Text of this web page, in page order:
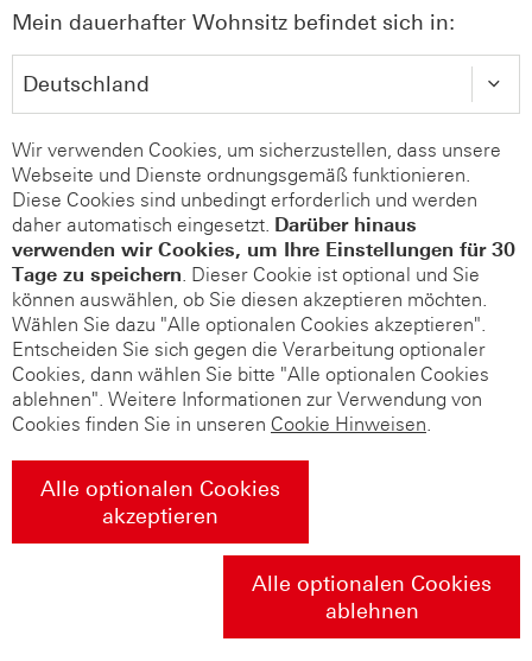
Mein dauerhafter Wohnsitz befindet sich in:
Wir verwenden Cookies, um sicherzustellen, dass unsere
Webseite und Dienste ordnungsgemäß funktionieren.
Diese Cookies sind unbedingt erforderlich und werden
daher automatisch eingesetzt. Darüber hinaus
verwenden wir Cookies, um Ihre Einstellungen für 30
Tage zu speichern. Dieser Cookie ist optional und Sie
können auswählen, ob Sie diesen akzeptieren möchten.
Wählen Sie dazu "Alle optionalen Cookies akzeptieren".
Entscheiden Sie sich gegen die Verarbeitung optionaler
Cookies, dann wählen Sie bitte "Alle optionalen Cookies
ablehnen". Weitere Informationen zur Verwendung von
Cookies finden Sie in unseren Cookie Hinweisen.
Alle optionalen Cookies
akzeptieren
Alle optionalen Cookies
ablehnen